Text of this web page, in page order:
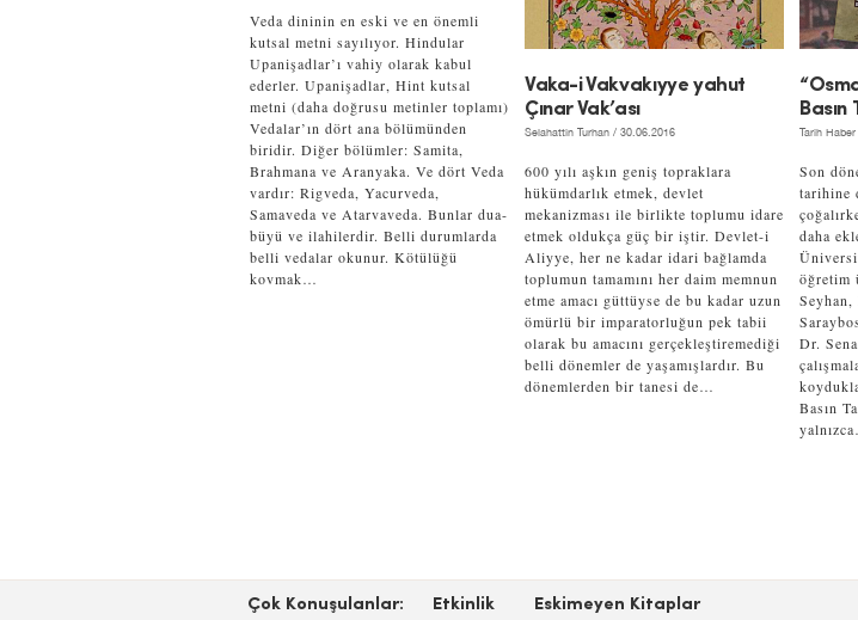
Veda dininin en eski ve en önemli
kutsal metni sayılıyor. Hindular
Upanişadlar’ı vahiy olarak kabul
ederler. Upanişadlar, Hint kutsal
metni (daha doğrusu metinler toplamı)
Vedalar’ın dört ana bölümünden
biridir. Diğer bölümler: Samita,
Brahmana ve Aranyaka. Ve dört Veda
vardır: Rigveda, Yacurveda,
Samaveda ve Atarvaveda. Bunlar dua-
büyü ve ilahilerdir. Belli durumlarda
belli vedalar okunur. Kötülüğü
kovmak…
Vaka-i Vakvakıyye yahut
Çınar Vak’ası
Selahattin Turhan / 30.06.2016
600 yılı aşkın geniş topraklara
hükümdarlık etmek, devlet
mekanizması ile birlikte toplumu idare
etmek oldukça güç bir iştir. Devlet-i
Aliyye, her ne kadar idari bağlamda
toplumun tamamını her daim memnun
etme amacı güttüyse de bu kadar uzun
ömürlü bir imparatorluğun pek tabii
olarak bu amacını gerçekleştiremediği
belli dönemler de yaşamışlardır. Bu
dönemlerden bir tanesi de…
Basın
Tarih Haber
Son
tarihine
daha
öğretim
Dr.
Basın
Çok Konuşulanlar: Etkinlik Eskimeyen Kitaplar